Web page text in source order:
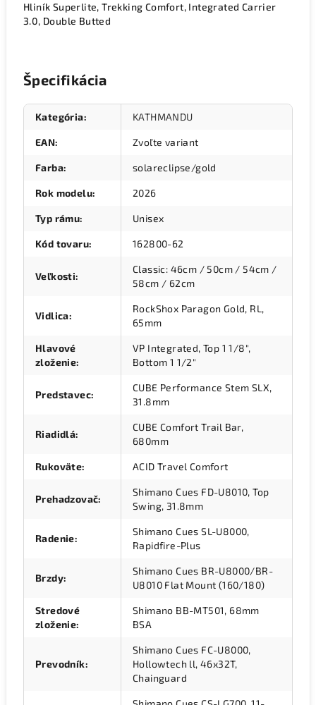
Hliník Superlite, Trekking Comfort, Integrated Carrier
3.0, Double Butted
Špecifikácia
Kategória: KATHMANDU
EAN: Zvoľte variant
Farba: solareclipse/gold
Rok modelu: 2026
Typ rámu: Unisex
Kód tovaru: 162800-62
Veľkosti:
Classic: 46cm / 50cm / 54cm /
58cm / 62cm
Vidlica:
RockShox Paragon Gold, RL,
65mm
Hlavové
zloženie:
VP Integrated, Top 1 1/8",
Bottom 1 1/2"
Predstavec:
CUBE Performance Stem SLX,
31.8mm
Riadidlá:
CUBE Comfort Trail Bar,
680mm
Rukoväte: ACID Travel Comfort
Prehadzovač:
Shimano Cues FD-U8010, Top
Swing, 31.8mm
Radenie:
Shimano Cues SL-U8000,
Rapidfire-Plus
Brzdy:
Shimano Cues BR-U8000/BR-
U8010 Flat Mount (160/180)
Stredové
zloženie:
Shimano BB-MT501, 68mm
BSA
Prevodník:
Shimano Cues FC-U8000,
Hollowtech ll, 46x32T,
Chainguard